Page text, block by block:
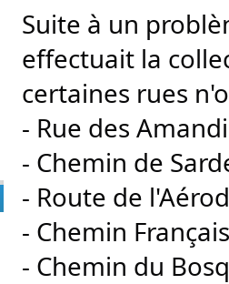
Suite à un
effectuait la
certaines rues
- Rue des
- Chemin de
- Route de
- Chemin Français
- Chemin du